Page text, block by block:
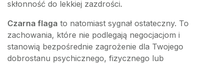
skłonność do lekkiej zazdrości.
Czarna flaga to natomiast sygnał ostateczny. To
zachowania, które nie podlegają negocjacjom i
stanowią bezpośrednie zagrożenie dla Twojego
dobrostanu psychicznego, fizycznego lub